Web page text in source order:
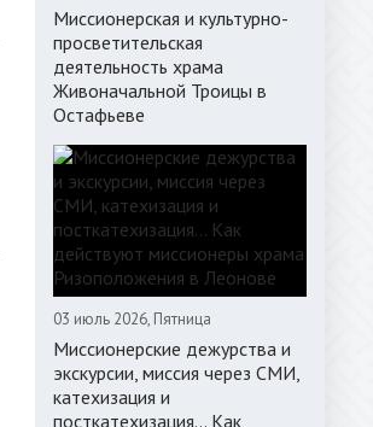
Миссионерская и культурно-
просветительская
деятельность храма
Живоначальной Троицы в
Остафьеве
03 июль 2026, Пятница
Миссионерские дежурства и
экскурсии, миссия через СМИ,
катехизация и
посткатехизация… Как